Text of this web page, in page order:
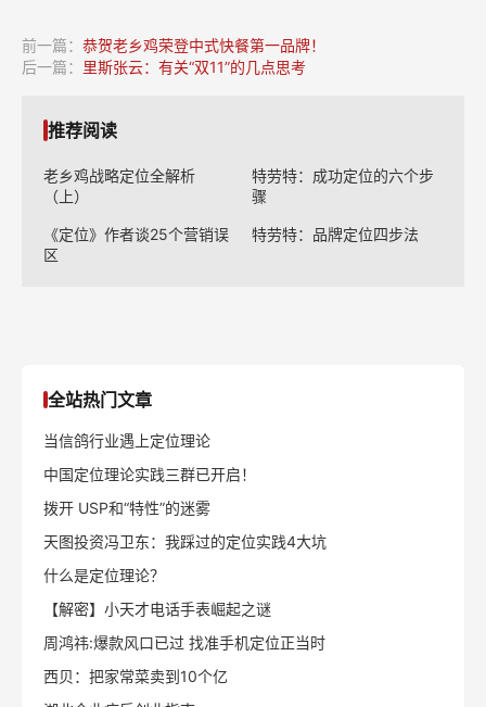
前一篇： 恭贺老乡鸡荣登中式快餐第一品牌！
后一篇： 里斯张云：有关“双11”的几点思考
推荐阅读
老乡鸡战略定位全解析
（上）
特劳特：成功定位的六个步
骤
《定位》作者谈25个营销误
区
特劳特：品牌定位四步法
全站热门文章
当信鸽行业遇上定位理论
中国定位理论实践三群已开启！
拨开 USP和“特性”的迷雾
天图投资冯卫东：我踩过的定位实践4大坑
什么是定位理论？
【解密】小天才电话手表崛起之谜
周鸿祎:爆款风口已过 找准手机定位正当时
西贝：把家常菜卖到10个亿